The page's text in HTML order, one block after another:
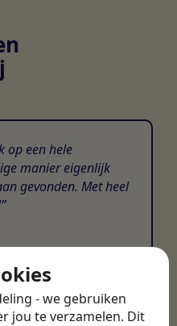
- we gebruiken
jou te verzamelen. Dit
op een hele
manier eigenlijk
gevonden. Met heel